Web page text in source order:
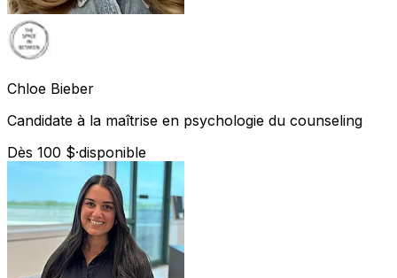
Chloe Bieber
Candidate à la maîtrise en psychologie du counseling
Dès 100 $·disponible